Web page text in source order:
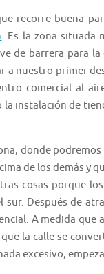
recorre buena
. Es la zona situada
de barrera para
a nuestro primer
comercial al
instalación de
donde
de los demás y
cosas porque
Después de
A medida que
la calle se
excesivo,